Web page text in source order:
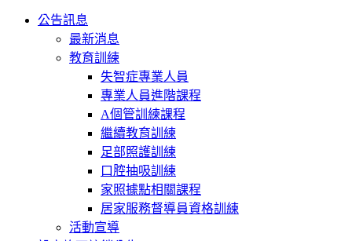
公告訊息
最新消息
教育訓練
失智症專業人員
專業人員進階課程
A個管訓練課程
繼續教育訓練
足部照護訓練
口腔抽吸訓練
家照據點相關課程
居家服務督導員資格訓練
活動宣導